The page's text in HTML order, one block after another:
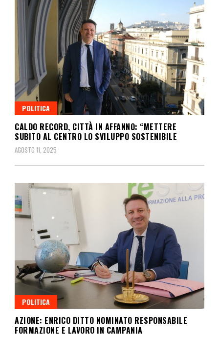
POLITICA
CALDO RECORD, CITTÀ IN AFFANNO: “METTERE
SUBITO AL CENTRO LO SVILUPPO SOSTENIBILE
AGOSTO 11, 2025
POLITICA
AZIONE: ENRICO DITTO NOMINATO RESPONSABILE
FORMAZIONE E LAVORO IN CAMPANIA